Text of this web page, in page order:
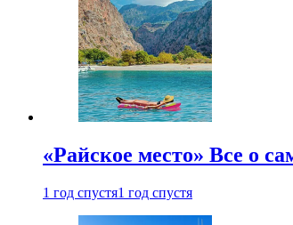
«Райское место» Все о
1 год спустя1 год спустя